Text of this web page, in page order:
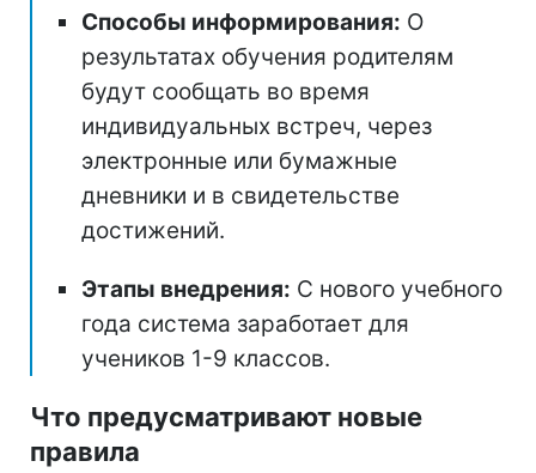
Способы информирования: О
результатах обучения родителям
будут сообщать во время
индивидуальных встреч, через
электронные или бумажные
дневники и в свидетельстве
достижений.
Этапы внедрения: С нового учебного
года система заработает для
учеников 1-9 классов.
Что предусматривают новые
правила